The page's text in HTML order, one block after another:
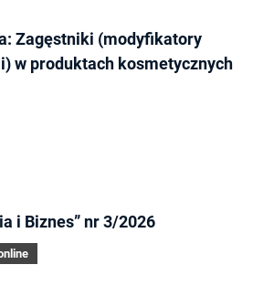
Zagęstniki (modyfikatory
w produktach kosmetycznych
i Biznes” nr 3/2026